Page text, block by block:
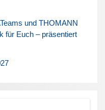
und THOMANN
für Euch – präsentiert